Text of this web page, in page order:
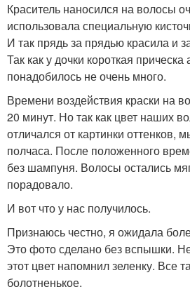
Краситель наносился на волосы
использовала специальную
И так прядь за прядью красила и
Так как у дочки короткая
понадобилось не очень много.
Времени воздействия краски на
20 минут. Но так как цвет наших
отличался от картинки оттенков,
полчаса. После положенного
без шампуня. Волосы остались
порадовало.
И вот что у нас получилось.
Признаюсь честно, я ожидала
Это фото сделано без вспышки.
этот цвет напомнил зеленку. Все
болотненькое.